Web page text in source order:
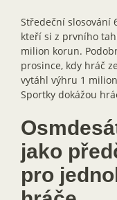
Středeční slosování
kteří si z prvního
milion korun.
prosince, kdy hráč
vytáhl výhru 1
Sportky dokážou
jako
pro